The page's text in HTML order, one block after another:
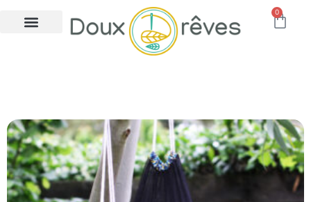
0
sac en vrac